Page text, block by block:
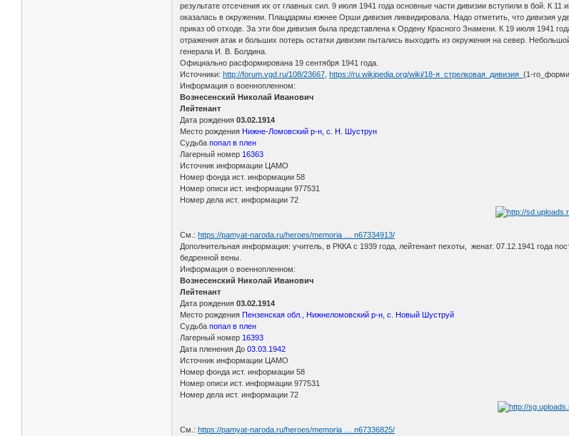
результате отсечения их от главных сил. 9 июля 1941 года основные части дивизии вступили в бой. К
оказалась в окружении. Плацдармы южнее Орши дивизия ликвидировала. Надо отметить, что дивизия
приказ об отходе. За эти бои дивизия была представлена к Ордену Красного Знамени. К 19 июля 1941
отражения атак и больших потерь остатки дивизии пытались выходить из окружения на север.
генерала И. В. Болдина.
Официально расформирована 19 сентября 1941 года.
Источники: http://forum.vgd.ru/108/23667, https://ru.wikipedia.org/wiki/18-я_стрелковая_дивизия_(1-
Информация о военнопленном:
Вознесенский Николай Иванович
Лейтенант
Дата рождения03.02.1914
Место рождения Нижне-Ломовский р-н, с. Н. Шуструн
Судьбапопал в плен
Лагерный номер 16363
Источник информации ЦАМО
Номер фонда ист. информации 58
Номер описи ист. информации 977531
Номер дела ист. информации 72
См.: https://pamyat-naroda.ru/heroes/memoria … n67334913/
Дополнительная информация: учитель, в РККА с 1939 года, лейтенант пехоты, женат. 07.12.1941 года
бедренной вены.
Информация о военнопленном:
Вознесенский Николай Иванович
Лейтенант
Дата рождения03.02.1914
Место рождения Пензенская обл., Нижнеломовский р-н, с. Новый Шуструй
Судьбапопал в плен
Лагерный номер 16393
Дата пленения До03.03.1942
Источник информации ЦАМО
Номер фонда ист. информации 58
Номер описи ист. информации 977531
Номер дела ист. информации 72
См.: https://pamyat-naroda.ru/heroes/memoria … n67336825/